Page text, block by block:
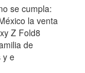
se cumpla:
la venta
Z Fold8
de
y e